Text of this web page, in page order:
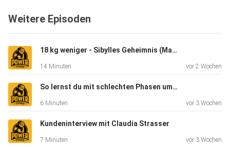
Weitere Episoden
18 kg weniger - Sibylles Geheimnis (Mama wollte wieder fit für ihr Kind sein)
14 Minuten vor 2 Wochen
So lernst du mit schlechten Phasen umzugehen (Musterbrechen)
6 Minuten vor 3 Wochen
Kundeninterview mit Claudia Strasser
7 Minuten vor 3 Wochen